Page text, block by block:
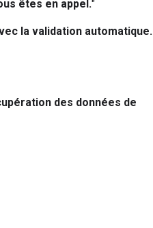
êtes en appel."
la validation automatique.
des données de